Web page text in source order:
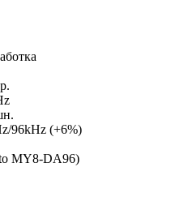
96kHz (+6%)
MY8-DA96)